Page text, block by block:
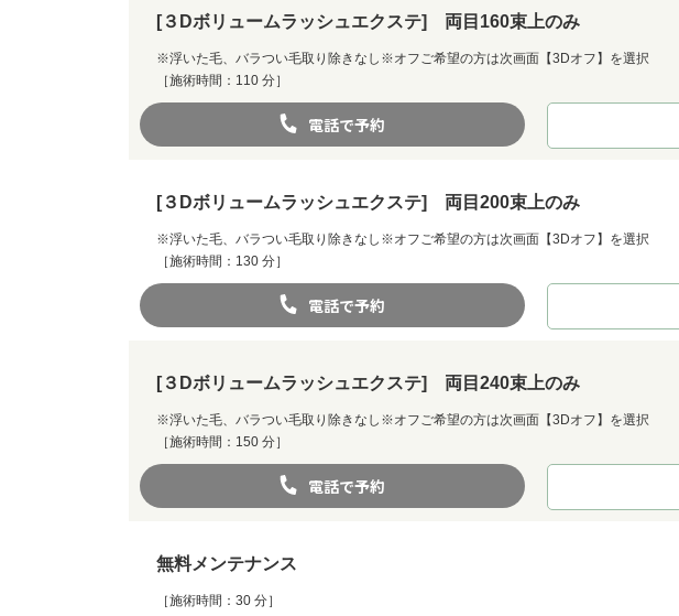
[３Dボリュームラッシュエクステ] 両目160束上のみ
※浮いた毛、バラつい毛取り除きなし※オフご希望の方は次画面【3Dオフ】を選択
［施術時間：110 分］
電話で予約
[３Dボリュームラッシュエクステ] 両目200束上のみ
※浮いた毛、バラつい毛取り除きなし※オフご希望の方は次画面【3Dオフ】を選択
［施術時間：130 分］
電話で予約
[３Dボリュームラッシュエクステ] 両目240束上のみ
※浮いた毛、バラつい毛取り除きなし※オフご希望の方は次画面【3Dオフ】を選択
［施術時間：150 分］
電話で予約
無料メンテナンス
［施術時間：30 分］